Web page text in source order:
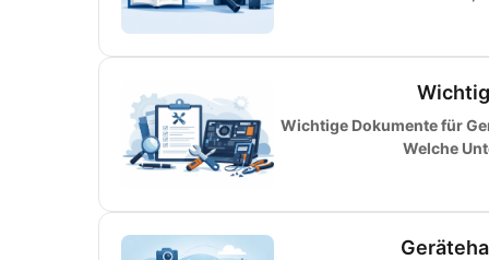
Wichtige Dokumente für
Welche